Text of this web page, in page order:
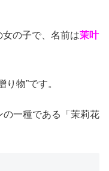
の子で、名前は茉叶
物”です。
の一種である「茉莉花